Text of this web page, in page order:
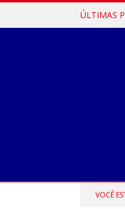
ÚLTIMAS
VOCÊ